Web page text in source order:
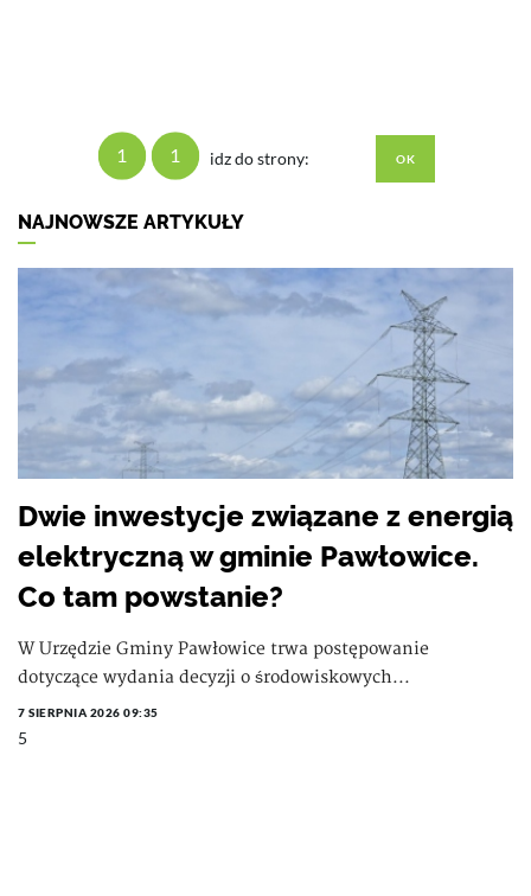
1 1 idz do strony:
NAJNOWSZE ARTYKUŁY
Dwie inwestycje związane z energią
elektryczną w gminie Pawłowice.
Co tam powstanie?
W Urzędzie Gminy Pawłowice trwa postępowanie
dotyczące wydania decyzji o środowiskowych...
7 SIERPNIA 2026 09:35
5